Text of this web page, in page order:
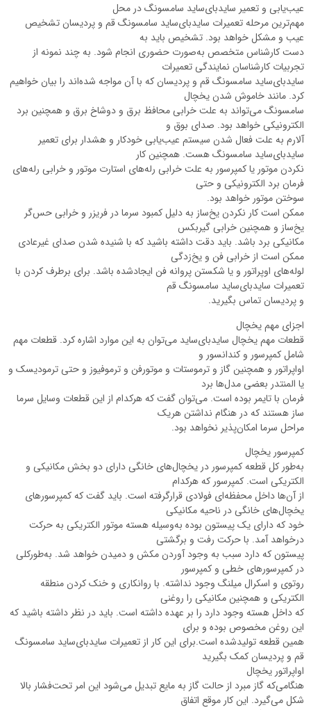
عیب‌یابی و تعمیر سایدبای‌ساید سامسونگ در محل
مهم‌ترین مرحله تعمیرات سایدبای‌ساید سامسونگ قم و پردیسان تشخیص
عیب و مشکل خواهد بود. تشخیص باید به
دست کارشناس متخصص به‌صورت حضوری انجام شود. به چند نمونه از
تجربیات کارشناسان نمایندگی تعمیرات
سایدبای‌ساید سامسونگ قم و پردیسان که با آن مواجه شده‌اند را بیان خواهیم
کرد. مانند خاموش شدن یخچال
سامسونگ می‌تواند به علت خرابی محافظ برق و دوشاخ برق و همچنین برد
الکترونیکی خواهد بود. صدای بوق و
آلارم به علت فعال شدن سیستم عیب‌یابی خودکار و هشدار برای تعمیر
سایدبای‌ساید سامسونگ هست. همچنین کار
نکردن موتور یا کمپرسور به علت خرابی رله‌های استارت موتور و خرابی رله‌های
فرمان برد الکترونیکی و حتی
سوختن موتور خواهد بود.
ممکن است کار نکردن یخ‌ساز به دلیل کمبود سرما در فریزر و خرابی حس‌گر
یخ‌ساز و همچنین خرابی گیربکس
مکانیکی برد باشد. باید دقت داشته باشید که با شنیده شدن صدای غیرعادی
ممکن است از خرابی فن و یخ‌زدگی
لوله‌های اوپراتور و یا شکستن پروانه فن ایجادشده باشد. برای برطرف کردن با
تعمیرات سایدبای‌ساید سامسونگ قم
و پردیسان تماس بگیرید.
اجزای مهم یخچال
قطعات مهم یخچال سایدبای‌ساید می‌توان به این موارد اشاره کرد. قطعات مهم
شامل کمپرسور و کندانسور و
اواپراتور و همچنین گاز و ترموستات و موتورفن و ترموفیوز و حتی ترمودیسک و
یا المنتدر بعضی مدل‌ها برد
فرمان با تایمر بوده است. می‌توان گفت که هرکدام از این قطعات وسایل سرما
ساز هستند که در هنگام نداشتن هریک
مراحل سرما امکان‌پذیر نخواهد بود.
کمپرسور یخچال
به‌طور کل قطعه کمپرسور در یخچال‌های خانگی دارای دو بخش مکانیکی و
الکتریکی است. کمپرسور که هرکدام
از آن‌ها داخل محفظه‌ای فولادی قرارگرفته است. باید گفت که کمپرسورهای
یخچال‌های خانگی در ناحیه مکانیکی
خود که دارای یک پیستون بوده به‌وسیله هسته موتور الکتریکی به حرکت
درخواهد آمد. با حرکت رفت و برگشتی
پیستون که دارد سبب به وجود آوردن مکش و دمیدن خواهد شد. به‌طورکلی
در کمپرسورهای خطی و کمپرسور
روتوی و اسکرال میلنگ وجود نداشته. با روانکاری و خنک کردن منطقه
الکتریکی و همچنین مکانیکی را روغنی
که داخل هسته وجود دارد را بر عهده داشته است. باید در نظر داشته باشید که
این روغن مخصوص بوده و برای
همین قطعه تولیدشده است.برای این کار‌ از تعمیرات سایدبای‌ساید سامسونگ
قم و پردیسان کمک بگیرید
اواپراتور یخچال
هنگامی‌که گاز مبرد از حالت گاز به مایع تبدیل می‌شود این امر تحت‌فشار بالا
شکل می‌گیرد. این کار موقع اتفاق